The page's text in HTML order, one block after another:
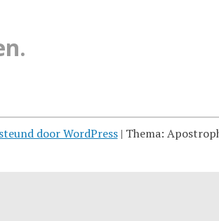
door WordPress | Thema: